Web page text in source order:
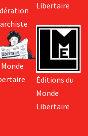
Monde
Libertaire
Éditions du
Monde
Libertaire